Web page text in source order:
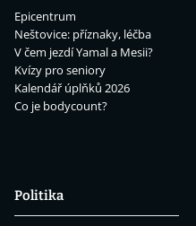
Epicentrum
Neštovice: příznaky, léčba
V čem jezdí Yamal a Mesii?
Kvízy pro seniory
Kalendář úplňků 2026
Co je bodycount?
Politika